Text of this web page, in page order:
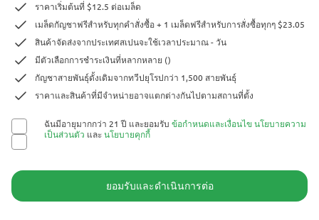
FDA และไม่ได้มีวัตถุประสงค์เพื่อวินิจฉัย บำบัด รักษา หรือ
ป้องกันโรคใดๆ ผลิตภัณฑ์ทั้งหมดมี THC น้อยกว่า 0.3% เมื่อ
เกี่ยวข้อง ตามข้อกำหนดของกฎหมายของรัฐบาลกลาง โปรด
ตรวจสอบให้แน่ใจว่า คุณได้ปฏิบัติตามกฎหมายในท้องถิ่น
ของคุณ เนื่องจาก Herbies ไม่ได้ให้คำแนะนำทางกฎหมาย
และไม่มีส่วนรับผิดชอบต่อการใช้หรือการเพาะปลูกกัญชาใน
พื้นที่ที่กัญชาผิดกฎหมาย
การชำระเงินบนเว็บไซต์นี้จะดำเนินการโดย 2 ช่องทาง ดังนี้
เงิน ชื่อ
— WORLD SPACE LINK SL ซึ่งมีสำนักงานตั้งอยู่ที่ Calle El Pilar, 17, 03005
Alicante ประเทศสเปน หมายเลขประจำตัวผู้เสียภาษี B56571102 สำหรับธุรกรรม
ราคาเริ่มต้นที่ $12.5 ต่อเมล็ด
เมล็ดกัญชาฟรีสำหรับทุกคำสั่งซื้อ + 1 เมล็ดฟรีสำหรับการสั่งซื้อทุกๆ $23.05
สินค้าจัดส่งจากประเทศสเปนจะใช้เวลาประมาณ - วัน
มีตัวเลือกการชำระเงินที่หลากหลาย ()
กัญชาสายพันธุ์ดั้งเดิมจากทวีปยุโรปกว่า 1,500 สายพันธุ์
ราคาและสินค้าที่มีจำหน่ายอาจแตกต่างกันไปตามสถานที่ตั้ง
ฉันมีอายุมากกว่า 21 ปี และยอมรับ ข้อกำหนดและเงื่อนไขนโยบายความ
เป็นส่วนตัว และนโยบายคุกกี้
ยอมรับและดำเนินการต่อ